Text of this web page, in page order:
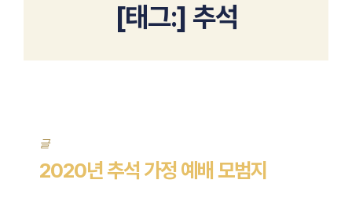
[태그:] 추석
글
2020년 추석 가정 예배 모범지